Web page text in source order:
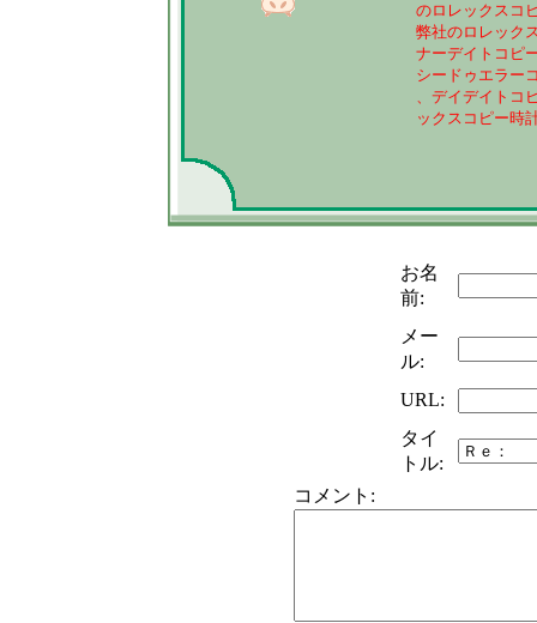
のロレックスコ
弊社のロレック
ナーデイトコピ
シードゥエラー
、デイデイトコ
お名
前:
メー
ル:
URL:
タイ
トル:
コメント: